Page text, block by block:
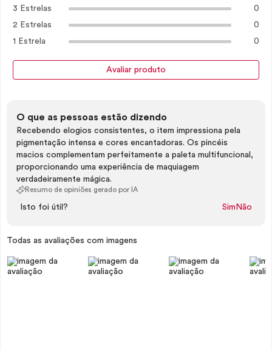
3 Estrelas
0
2 Estrelas
0
1 Estrela
0
Avaliar produto
O que as pessoas estão dizendo
Recebendo elogios consistentes, o item impressiona pela
pigmentação intensa e cores encantadoras. Os pincéis
macios complementam perfeitamente a paleta multifuncional,
proporcionando uma experiência de maquiagem
verdadeiramente mágica.
Resumo de opiniões gerado por IA
Isto foi útil? Sim Não
Todas as avaliações com imagens